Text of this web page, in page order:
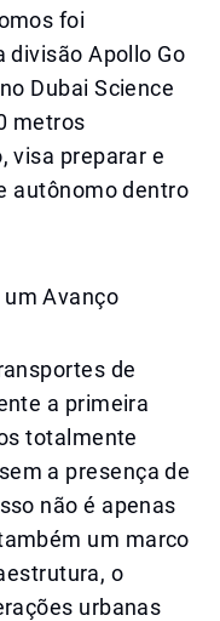
foi
divisão Apollo Go
Dubai Science
metros
visa preparar e
autônomo dentro
Avanço
de
a primeira
totalmente
a presença de
não é apenas
um marco
o
urbanas